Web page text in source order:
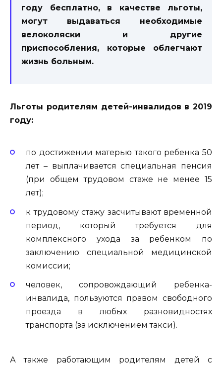
году бесплатно, в качестве льготы,
могут выдаваться необходимые
велоколяски и другие
приспособления, которые облегчают
жизнь больным.
Льготы родителям детей-инвалидов в 2019
году:
по достижении матерью такого ребенка 50
лет – выплачивается специальная пенсия
(при общем трудовом стаже не менее 15
лет);
к трудовому стажу засчитывают временной
период, который требуется для
комплексного ухода за ребенком по
заключению специальной медицинской
комиссии;
человек, сопровождающий ребенка-
инвалида, пользуются правом свободного
проезда в любых разновидностях
транспорта (за исключением такси).
А также работающим родителям детей с